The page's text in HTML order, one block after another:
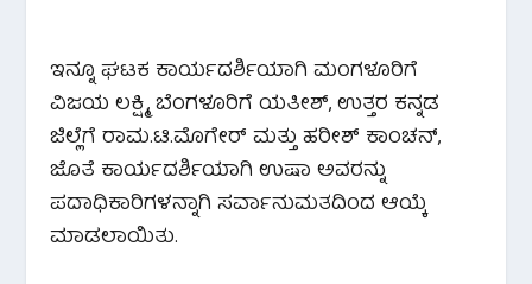
ಇನ್ನೂ ಘಟಕ ಕಾರ್ಯದರ್ಶಿಯಾಗಿ ಮಂಗಳೂರಿಗೆ
ವಿಜಯ ಲಕ್ಷ್ಮಿ, ಬೆಂಗಳೂರಿಗೆ ಯತೀಶ್, ಉತ್ತರ ಕನ್ನಡ
ಜಿಲ್ಲೆಗೆ ರಾಮ.ಟಿ.ಮೊಗೇರ್ ಮತ್ತು ಹರೀಶ್ ಕಾಂಚನ್,
ಜೊತೆ ಕಾರ್ಯದರ್ಶಿಯಾಗಿ ಉಷಾ ಅವರನ್ನು
ಪದಾಧಿಕಾರಿಗಳನ್ನಾಗಿ ಸರ್ವಾನುಮತದಿಂದ ಆಯ್ಕೆ
ಮಾಡಲಾಯಿತು.